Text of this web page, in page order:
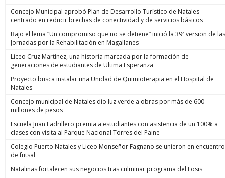
Concejo Municipal aprobó Plan de Desarrollo Turístico de Natales
centrado en reducir brechas de conectividad y de servicios básicos
Bajo el lema “Un compromiso que no se detiene” inició la 39ª version de las
Jornadas por la Rehabilitación en Magallanes
Liceo Cruz Martínez, una historia marcada por la formación de
generaciones de estudiantes de Ultima Esperanza
Proyecto busca instalar una Unidad de Quimioterapia en el Hospital de
Natales
Concejo municipal de Natales dio luz verde a obras por más de 600
millones de pesos
Escuela Juan Ladrillero premia a estudiantes con asistencia de un 100% a
clases con visita al Parque Nacional Torres del Paine
Colegio Puerto Natales y Liceo Monseñor Fagnano se unieron en encuentro
de futsal
Natalinas fortalecen sus negocios tras culminar programa del Fosis